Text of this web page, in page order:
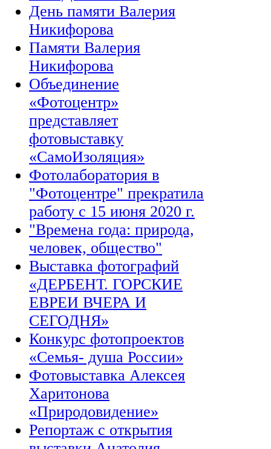
День памяти Валерия
Никифорова
Памяти Валерия
Никифорова
Объединение
«Фотоцентр»
представляет
фотовыставку
«СамоИзоляция»
Фотолаборатория в
"Фотоцентре" прекратила
работу с 15 июня 2020 г.
"Времена года: природа,
человек, общество"
Выставка фотографий
«ДЕРБЕНТ. ГОРСКИЕ
ЕВРЕИ ВЧЕРА И
СЕГОДНЯ»
Конкурс фотопроектов
«Семья- душа России»
Фотовыставка Алексея
Харитонова
«Природовидение»
Репортаж с открытия